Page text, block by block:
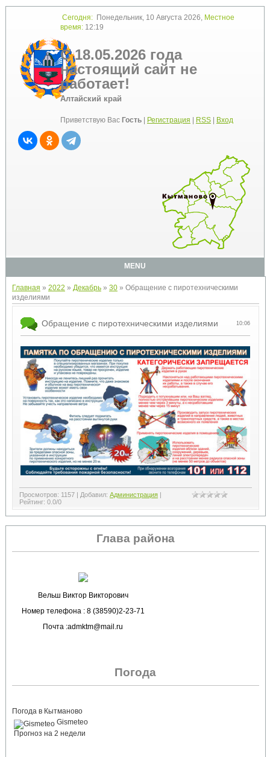
Сегодня:Понедельник, 10 Августа 2026, Местное
время:12:19
С 18.05.2026 года
настоящий сайт не
работает!
Алтайский край
Приветствую Вас Гость| Регистрация RSS| Вход
MENU
Главная » 2022 » Декабрь » 30» Обращение с пиротехническими
изделиями
10:06
Обращение с пиротехническими изделиями
Просмотров: 1157| Добавил: Администрация |
Рейтинг: 0.0/0
Глава района
Вельш Виктор Викторович
Номер телефона : 8 (38590)2-23-71
Почта :admktm@mail.ru
Погода
Погода в Кытманово
Gismeteo
Прогноз на 2 недели